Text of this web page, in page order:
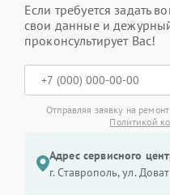
Если требуется задать
свои данные и
проконсультирует Вас!
Отправляя заявку на
Политикой
Адрес сервисного
г. Ставрополь, ул.